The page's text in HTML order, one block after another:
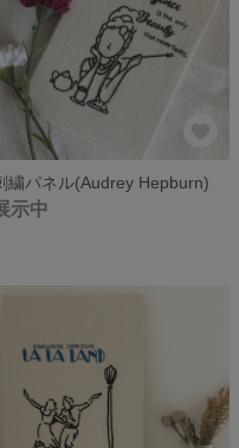
繍パネル(Audrey Hepburn)
示中